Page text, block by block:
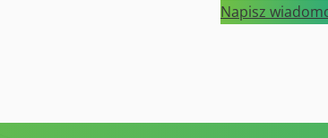
Napisz